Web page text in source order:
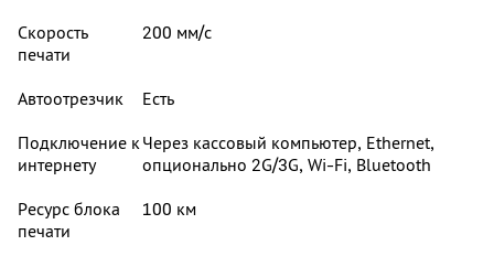
Скорость
печати
200 мм/с
Автоотрезчик
Есть
Подключение к
интернету
Через кассовый компьютер, Ethernet,
опционально 2G/3G, Wi-Fi, Bluetooth
Ресурс блока
печати
100 км